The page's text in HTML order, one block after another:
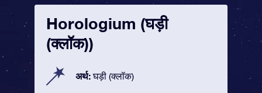
Horologium (घड़ी
(क्लॉक))
अर्थ:घड़ी (क्लॉक)